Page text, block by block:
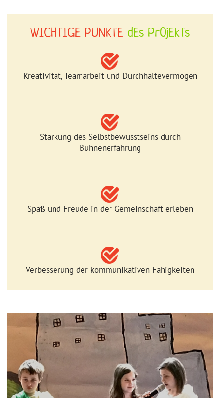
WICHTIGE PUNKTE dEs PrOjEkTs
Kreativität, Teamarbeit und Durchhaltevermögen
Stärkung des Selbstbewusstseins durch
Bühnenerfahrung
Spaß und Freude in der Gemeinschaft erleben
Verbesserung der kommunikativen Fähigkeiten